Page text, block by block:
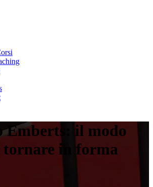
Emberts: il modo
tornare in forma